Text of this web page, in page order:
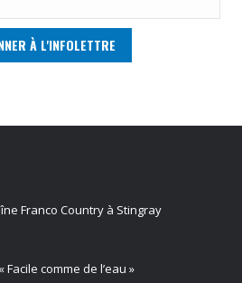
Franco Country à Stingray
comme de l’eau »